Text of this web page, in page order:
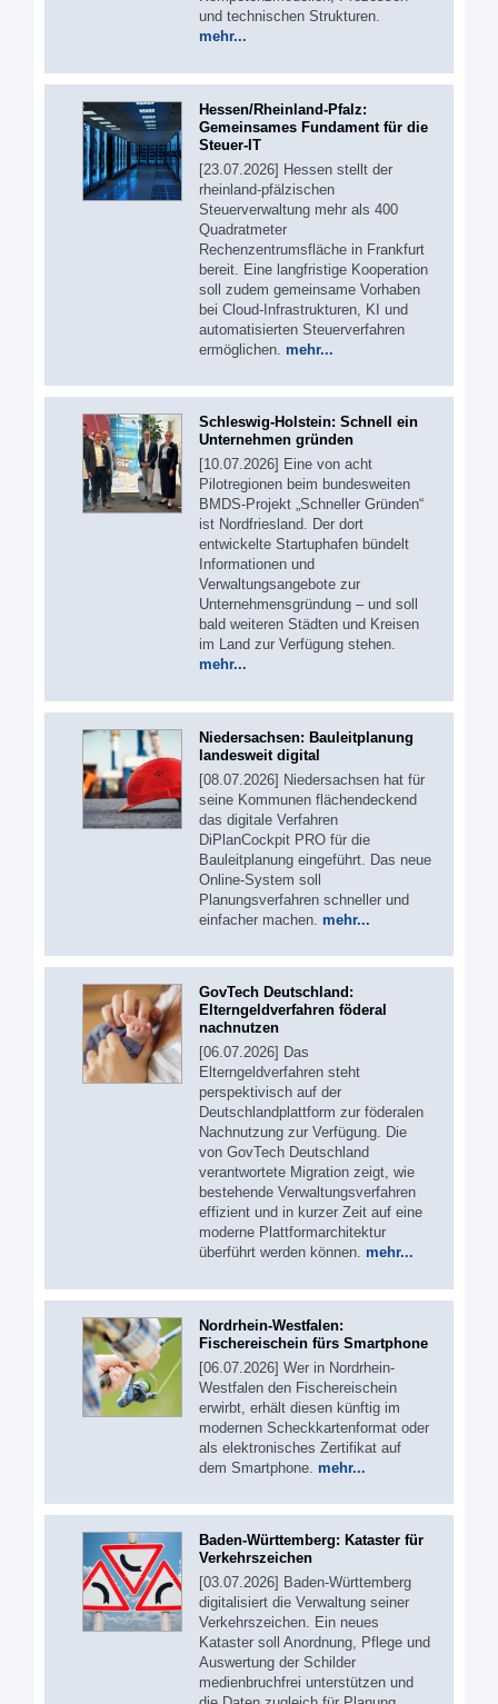
und technischen Strukturen.
mehr...
Hessen/Rheinland-Pfalz:
Gemeinsames Fundament für die
Steuer-IT
[23.07.2026] Hessen stellt der
rheinland-pfälzischen
Steuerverwaltung mehr als 400
Quadratmeter
Rechenzentrumsfläche in Frankfurt
bereit. Eine langfristige Kooperation
soll zudem gemeinsame Vorhaben
bei Cloud-Infrastrukturen, KI und
automatisierten Steuerverfahren
ermöglichen. mehr...
Schleswig-Holstein: Schnell ein
Unternehmen gründen
[10.07.2026] Eine von acht
Pilotregionen beim bundesweiten
BMDS-Projekt „Schneller Gründen“
ist Nordfriesland. Der dort
entwickelte Startuphafen bündelt
Informationen und
Verwaltungsangebote zur
Unternehmensgründung – und soll
bald weiteren Städten und Kreisen
im Land zur Verfügung stehen.
mehr...
Niedersachsen: Bauleitplanung
landesweit digital
[08.07.2026] Niedersachsen hat für
seine Kommunen flächendeckend
das digitale Verfahren
DiPlanCockpit PRO für die
Bauleitplanung eingeführt. Das neue
Online-System soll
Planungsverfahren schneller und
einfacher machen. mehr...
GovTech Deutschland:
Elterngeldverfahren föderal
nachnutzen
[06.07.2026] Das
Elterngeldverfahren steht
perspektivisch auf der
Deutschlandplattform zur föderalen
Nachnutzung zur Verfügung. Die
von GovTech Deutschland
verantwortete Migration zeigt, wie
bestehende Verwaltungsverfahren
effizient und in kurzer Zeit auf eine
moderne Plattformarchitektur
überführt werden können. mehr...
Nordrhein-Westfalen:
Fischereischein fürs Smartphone
[06.07.2026] Wer in Nordrhein-
Westfalen den Fischereischein
erwirbt, erhält diesen künftig im
modernen Scheckkartenformat oder
als elektronisches Zertifikat auf
dem Smartphone. mehr...
Baden-Württemberg: Kataster für
Verkehrszeichen
[03.07.2026] Baden-Württemberg
digitalisiert die Verwaltung seiner
Verkehrszeichen. Ein neues
Kataster soll Anordnung, Pflege und
Auswertung der Schilder
medienbruchfrei unterstützen und